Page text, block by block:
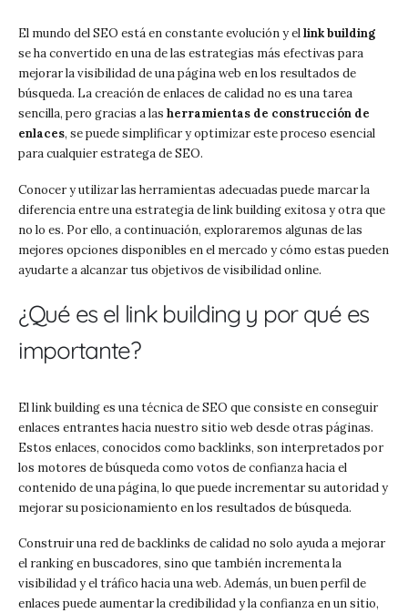
El mundo del SEO está en constante evolución y ellink building
se ha convertido en una de las estrategias más efectivas para
mejorar la visibilidad de una página web en los resultados de
búsqueda. La creación de enlaces de calidad no es una tarea
sencilla, pero gracias a las herramientas de construcción de
enlaces, se puede simplificar y optimizar este proceso esencial
para cualquier estratega de SEO.
Conocer y utilizar las herramientas adecuadas puede marcar la
diferencia entre una estrategia de link building exitosa y otra que
no lo es. Por ello, a continuación, exploraremos algunas de las
mejores opciones disponibles en el mercado y cómo estas pueden
ayudarte a alcanzar tus objetivos de visibilidad online.
¿Qué es el link building y por qué es
importante?
El link building es una técnica de SEO que consiste en conseguir
enlaces entrantes hacia nuestro sitio web desde otras páginas.
Estos enlaces, conocidos como backlinks, son interpretados por
los motores de búsqueda como votos de confianza hacia el
contenido de una página, lo que puede incrementar su autoridad y
mejorar su posicionamiento en los resultados de búsqueda.
Construir una red de backlinks de calidad no solo ayuda a mejorar
el ranking en buscadores, sino que también incrementa la
visibilidad y el tráfico hacia una web. Además, un buen perfil de
enlaces puede aumentar la credibilidad y la confianza en un sitio,